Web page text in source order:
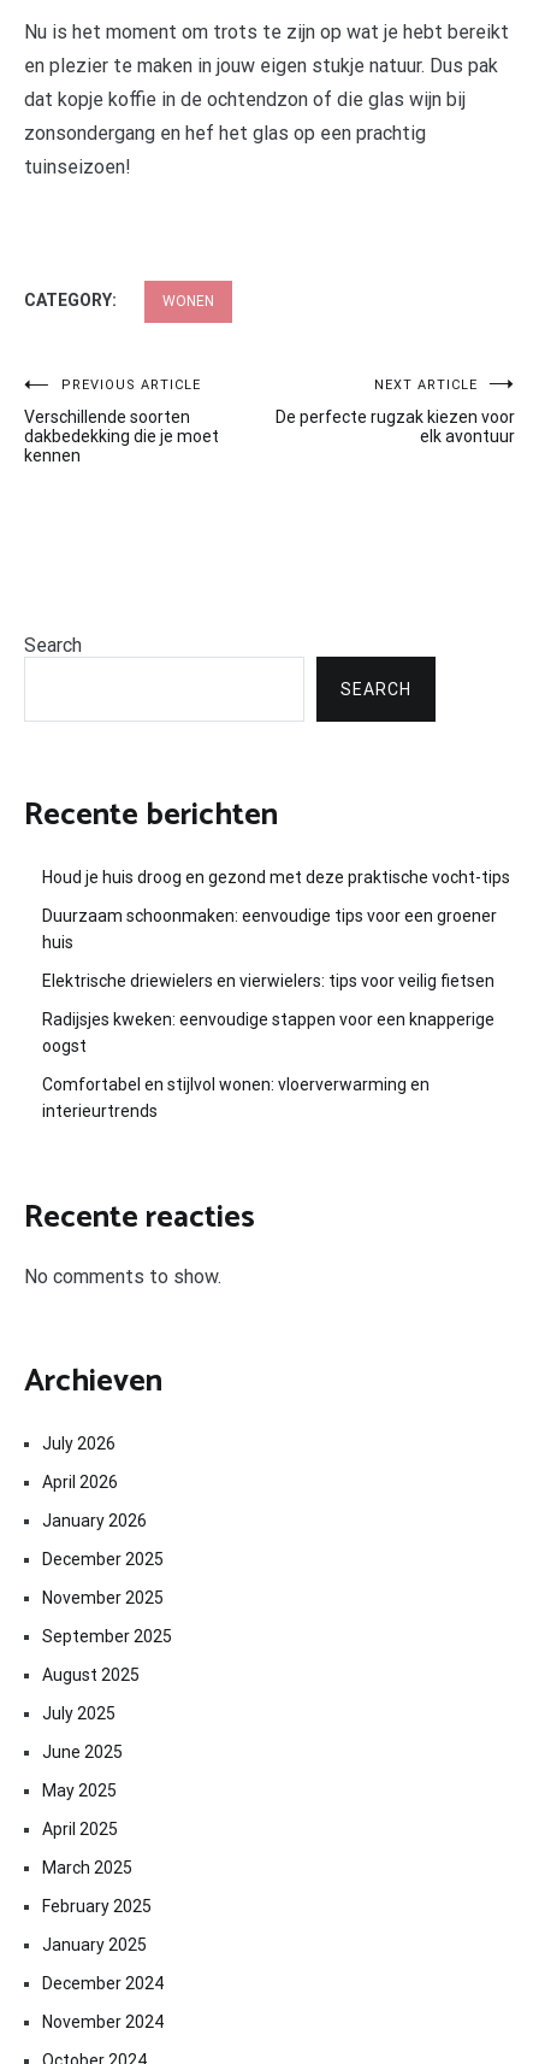
Nu is het moment om trots te zijn op wat je hebt bereikt
en plezier te maken in jouw eigen stukje natuur. Dus pak
dat kopje koffie in de ochtendzon of die glas wijn bij
zonsondergang en hef het glas op een prachtig
tuinseizoen!
CATEGORY: WONEN
Post
navigation
PREVIOUS ARTICLE
Verschillende soorten
dakbedekking die je moet
kennen
NEXT ARTICLE
De perfecte rugzak kiezen voor
elk avontuur
Search
SEARCH
Recente berichten
Houd je huis droog en gezond met deze praktische vocht-tips
Duurzaam schoonmaken: eenvoudige tips voor een groener
huis
Elektrische driewielers en vierwielers: tips voor veilig fietsen
Radijsjes kweken: eenvoudige stappen voor een knapperige
oogst
Comfortabel en stijlvol wonen: vloerverwarming en
interieurtrends
Recente reacties
No comments to show.
Archieven
July 2026
April 2026
January 2026
December 2025
November 2025
September 2025
August 2025
July 2025
June 2025
May 2025
April 2025
March 2025
February 2025
January 2025
December 2024
November 2024